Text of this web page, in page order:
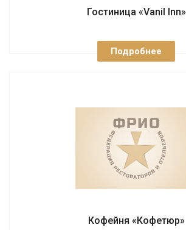
Гостиница «Vanil Inn»
Подробнее
Кофейня «Кофетюр»